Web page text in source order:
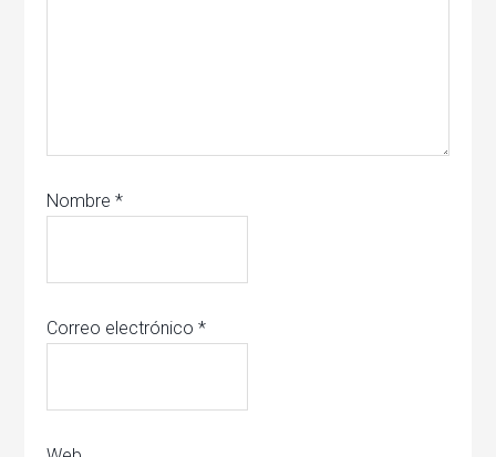
Nombre*
Correo electrónico*